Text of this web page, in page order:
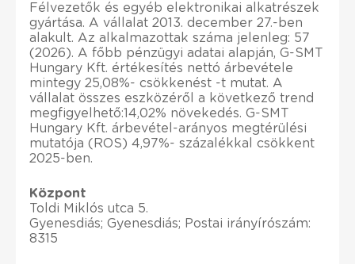
Félvezetők és egyéb elektronikai alkatrészek
gyártása. A vállalat 2013. december 27.-ben
alakult. Az alkalmazottak száma jelenleg: 57
(2026). A főbb pénzügyi adatai alapján, G-SMT
Hungary Kft. értékesítés nettó árbevétele
mintegy 25,08%- csökkenést -t mutat. A
vállalat összes eszközéről a következő trend
megfigyelhető:14,02% növekedés. G-SMT
Hungary Kft. árbevétel-arányos megtérülési
mutatója (ROS) 4,97%- százalékkal csökkent
2025-ben.
Központ
Toldi Miklós utca 5.
Gyenesdiás; Gyenesdiás; Postai irányírószám:
8315